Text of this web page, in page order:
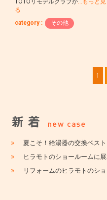
TOTOリモデルクラブか…もっと見
る
category :
その他
1
» 夏こそ！給湯器の交換ベスト
» ヒラモトのショールームに
» リフォームのヒラモトのシ